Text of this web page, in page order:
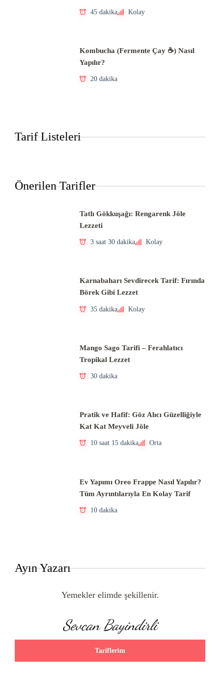
45 dakika Kolay
Kombucha (Fermente Çay ☕) Nasıl
Yapılır?
20 dakika
Tarif Listeleri
Önerilen Tarifler
Tatlı Gökkuşağı: Rengarenk Jöle
Lezzeti
3 saat 30 dakika Kolay
Karnabaharı Sevdirecek Tarif: Fırında
Börek Gibi Lezzet
35 dakika Kolay
Mango Sago Tarifi – Ferahlatıcı
Tropikal Lezzet
30 dakika
Pratik ve Hafif: Göz Alıcı Güzelliğiyle
Kat Kat Meyveli Jöle
10 saat 15 dakika Orta
Ev Yapımı Oreo Frappe Nasıl Yapılır?
Tüm Ayrıntılarıyla En Kolay Tarif
10 dakika
Ayın Yazarı
Yemekler elimde şekillenir.
Sevcan Bayindirli
Tariflerim